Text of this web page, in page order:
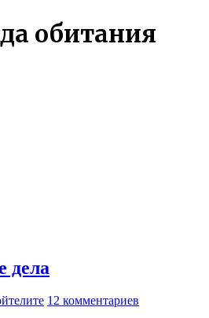
обитания
дела
12 комментариев